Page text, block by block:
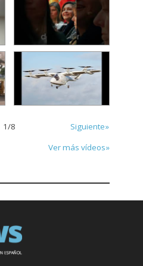
1/8
Siguiente»
Ver más vídeos»